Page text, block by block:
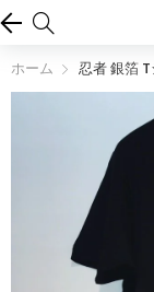
ホーム 忍者 銀箔